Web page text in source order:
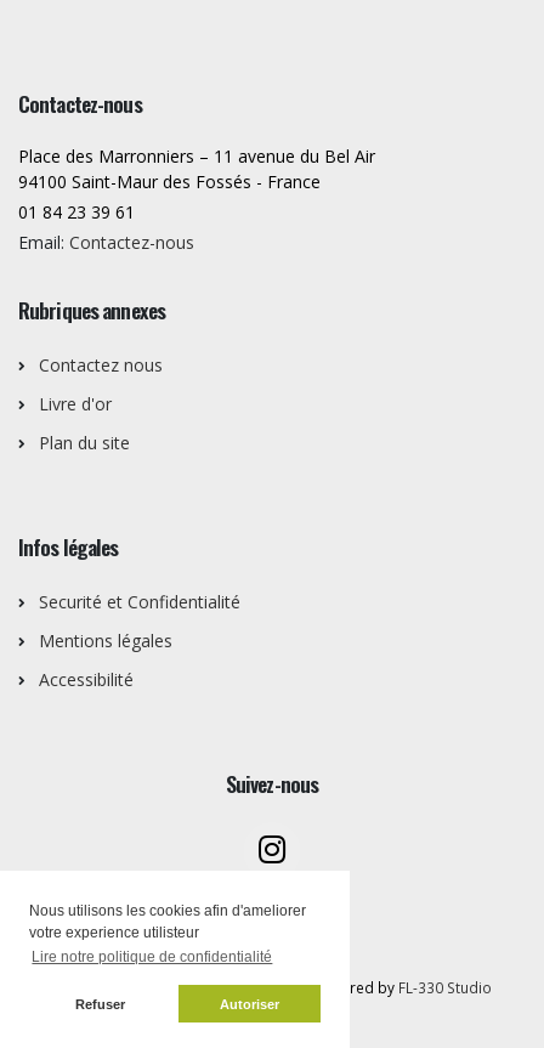
Nous utilisons les cookies afin d'ameliorer
votre experience utilisteur
Lire notre politique de confidentialité
Refuser Autoriser
Contactez-nous
Place des Marronniers – 11 avenue du Bel Air
94100 Saint-Maur des Fossés - France
01 84 23 39 61
Email: Contactez-nous
Rubriques annexes
Contactez nous
Livre d'or
Plan du site
Infos légales
Securité et Confidentialité
Mentions légales
Accessibilité
Suivez-nous
Copyright © Artothèque PEMB 2026 | Powered by FL-330 Studio